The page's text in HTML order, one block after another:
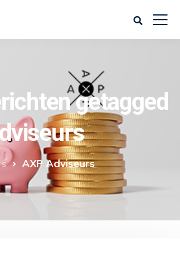
getagged
AXP Adviseurs